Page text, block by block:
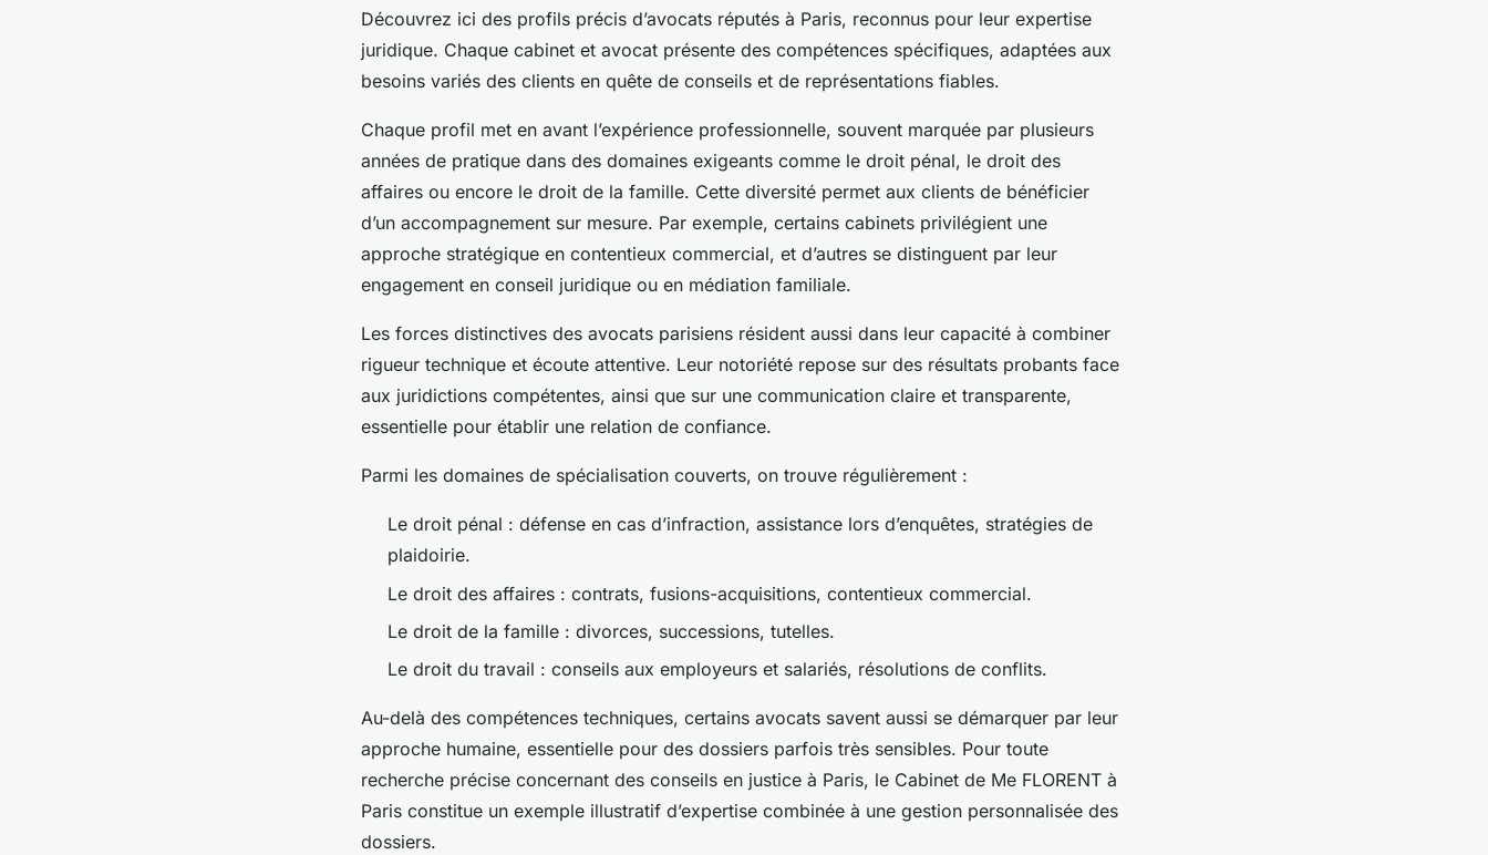
Découvrez ici des profils précis d’avocats réputés à Paris, reconnus pour leur expertise
juridique. Chaque cabinet et avocat présente des compétences spécifiques, adaptées aux
besoins variés des clients en quête de conseils et de représentations fiables.
Chaque profil met en avant l’expérience professionnelle, souvent marquée par plusieurs
années de pratique dans des domaines exigeants comme le droit pénal, le droit des
affaires ou encore le droit de la famille. Cette diversité permet aux clients de bénéficier
d’un accompagnement sur mesure. Par exemple, certains cabinets privilégient une
approche stratégique en contentieux commercial, et d’autres se distinguent par leur
engagement en conseil juridique ou en médiation familiale.
Les forces distinctives des avocats parisiens résident aussi dans leur capacité à combiner
rigueur technique et écoute attentive. Leur notoriété repose sur des résultats probants face
aux juridictions compétentes, ainsi que sur une communication claire et transparente,
essentielle pour établir une relation de confiance.
Parmi les domaines de spécialisation couverts, on trouve régulièrement :
Le droit pénal : défense en cas d’infraction, assistance lors d’enquêtes, stratégies de
plaidoirie.
Le droit des affaires : contrats, fusions-acquisitions, contentieux commercial.
Le droit de la famille : divorces, successions, tutelles.
Le droit du travail : conseils aux employeurs et salariés, résolutions de conflits.
Au-delà des compétences techniques, certains avocats savent aussi se démarquer par leur
approche humaine, essentielle pour des dossiers parfois très sensibles. Pour toute
recherche précise concernant des conseils en justice à Paris, le Cabinet de Me FLORENT à
Paris constitue un exemple illustratif d’expertise combinée à une gestion personnalisée des
dossiers.